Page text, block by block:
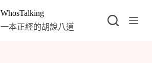
WhosTalking
一本正經的胡說八道